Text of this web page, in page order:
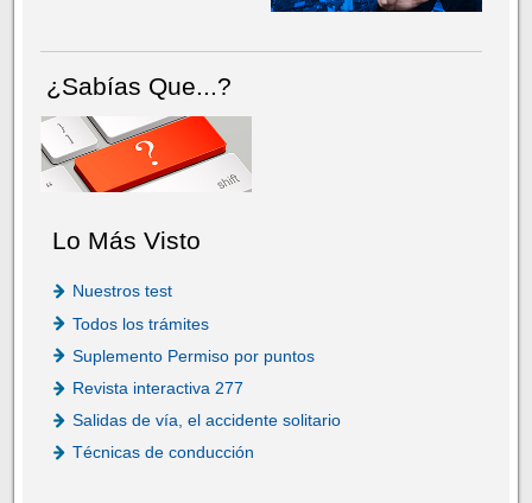
¿Sabías Que...?
Lo Más Visto
Nuestros test
Todos los trámites
Suplemento Permiso por puntos
Revista interactiva 277
Salidas de vía, el accidente solitario
Técnicas de conducción